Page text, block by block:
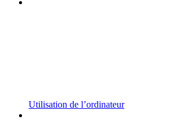
Utilisation de l’ordinateur